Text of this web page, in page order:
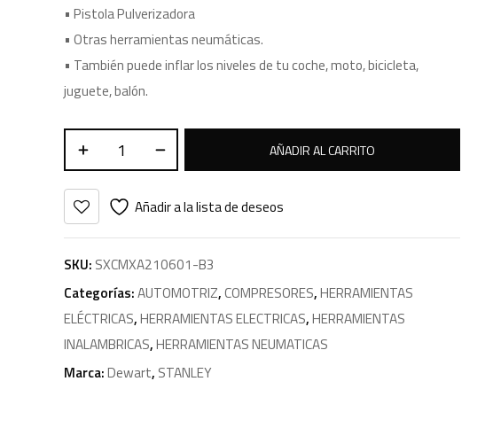
• Pistola Pulverizadora
• Otras herramientas neumáticas.
• También puede inflar los niveles de tu coche, moto, bicicleta,
juguete, balón.
AÑADIR AL CARRITO
Añadir a la lista de deseos
SKU: SXCMXA210601-B3
Categorías:AUTOMOTRIZ,COMPRESORES,HERRAMIENTAS
ELÉCTRICAS,HERRAMIENTAS ELECTRICAS,HERRAMIENTAS
INALAMBRICAS,HERRAMIENTAS NEUMATICAS
Marca:Dewart, STANLEY